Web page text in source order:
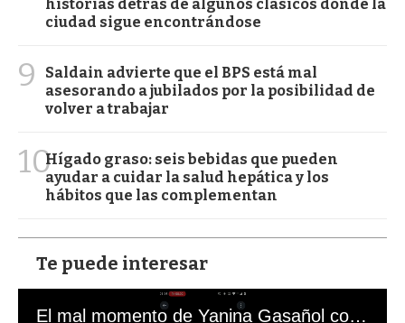
historias detrás de algunos clásicos donde la
ciudad sigue encontrándose
9
Saldain advierte que el BPS está mal
asesorando a jubilados por la posibilidad de
volver a trabajar
10Hígado graso: seis bebidas que pueden
ayudar a cuidar la salud hepática y los
hábitos que las complementan
Te puede interesar
El mal momento de Yanina Gasañol con un hincha argentino en "Subrayado"